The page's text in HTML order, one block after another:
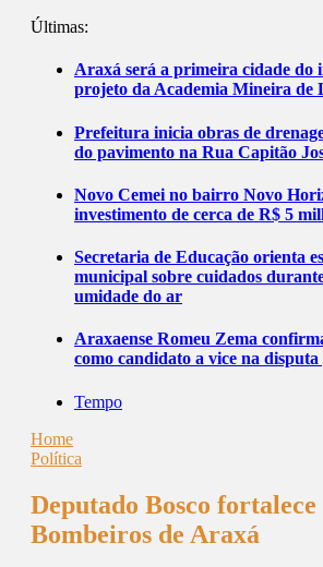
Últimas:
Araxá será a primeira cidade do
projeto da Academia Mineira de
Prefeitura inicia obras de
do pavimento na Rua Capitão
Novo Cemei no bairro Novo
investimento de cerca de R$ 5
Secretaria de Educação orienta
municipal sobre cuidados
umidade do ar
Araxaense Romeu Zema
como candidato a vice na disputa
Tempo
Home
Política
Deputado Bosco
Bombeiros de Araxá